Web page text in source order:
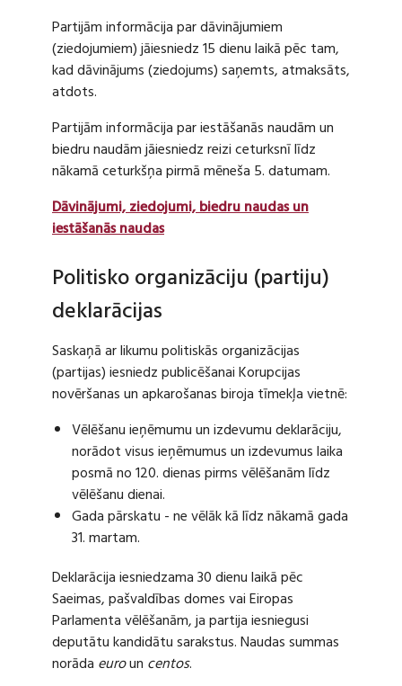
Partijām informācija par dāvinājumiem
(ziedojumiem) jāiesniedz 15 dienu laikā pēc tam,
kad dāvinājums (ziedojums) saņemts, atmaksāts,
atdots.
Partijām informācija par iestāšanās naudām un
biedru naudām jāiesniedz reizi ceturksnī līdz
nākamā ceturkšņa pirmā mēneša 5. datumam.
Dāvinājumi, ziedojumi, biedru naudas un
iestāšanās naudas
Politisko organizāciju (partiju)
deklarācijas
Saskaņā ar likumu politiskās organizācijas
(partijas) iesniedz publicēšanai Korupcijas
novēršanas un apkarošanas biroja tīmekļa vietnē:
Vēlēšanu ieņēmumu un izdevumu deklarāciju,
norādot visus ieņēmumus un izdevumus laika
posmā no 120. dienas pirms vēlēšanām līdz
vēlēšanu dienai.
Gada pārskatu - ne vēlāk kā līdz nākamā gada
31. martam.
Deklarācija iesniedzama 30 dienu laikā pēc
Saeimas, pašvaldības domes vai Eiropas
Parlamenta vēlēšanām, ja partija iesniegusi
deputātu kandidātu sarakstus. Naudas summas
norāda euroun centos.